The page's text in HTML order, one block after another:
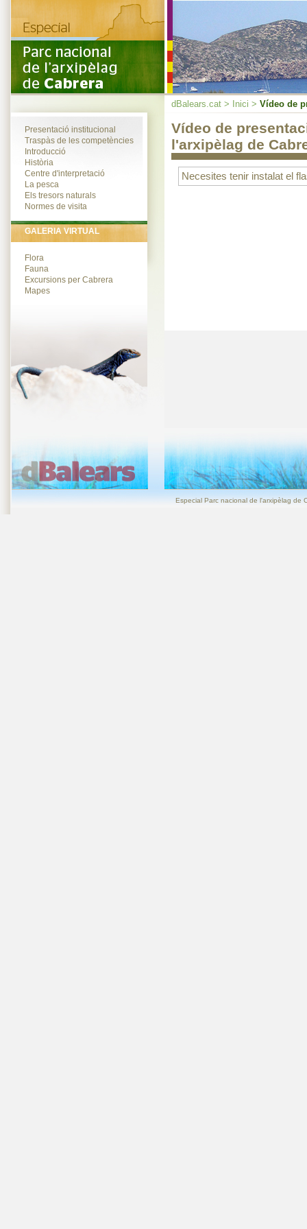
Presentació institucional
Traspàs de les competències
Introducció
Història
Centre d'interpretació
La pesca
Els tresors naturals
Normes de visita
GALERIA VIRTUAL
Flora
Fauna
Excursions per Cabrera
Mapes
dBalears.cat > Inici > Vídeo de
Vídeo de
l'arxipèlag de
Necesites tenir instalat el
Especial Parc nacional de l'arxipèlag de